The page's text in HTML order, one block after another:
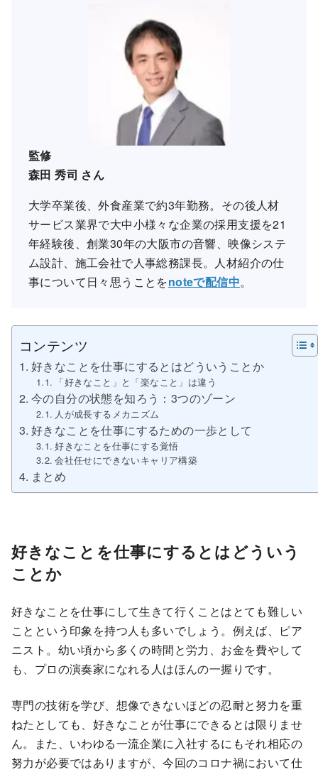
監修
森田 秀司 さん
大学卒業後、外食産業で約3年勤務。その後人材
サービス業界で大中小様々な企業の採用支援を21
年経験後、創業30年の大阪市の音響、映像システ
ム設計、施工会社で人事総務課長。人材紹介の仕
事について日々思うことをnoteで配信中。
コンテンツ
好きなことを仕事にするとはどういうことか
「好きなこと」と「楽なこと」は違う
今の自分の状態を知ろう：3つのゾーン
人が成長するメカニズム
好きなことを仕事にするための一歩として
好きなことを仕事にする覚悟
会社任せにできないキャリア構築
まとめ
好きなことを仕事にするとはどういう
ことか
好きなことを仕事にして生きて行くことはとても難しい
ことという印象を持つ人も多いでしょう。例えば、ピア
ニスト。幼い頃から多くの時間と労力、お金を費やして
も、プロの演奏家になれる人はほんの一握りです。
専門の技術を学び、想像できないほどの忍耐と努力を重
ねたとしても、好きなことが仕事にできるとは限りませ
ん。また、いわゆる一流企業に入社するにもそれ相応の
努力が必要ではありますが、今回のコロナ禍において仕